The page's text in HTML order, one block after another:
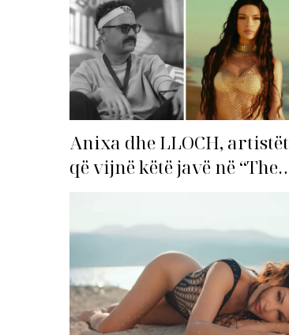
Anixa dhe LLOCH, artistët
që vijnë këtë javë në “The